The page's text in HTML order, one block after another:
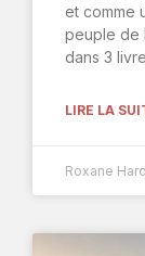
et comme
peuple de
dans 3
LIRE LA
Roxane